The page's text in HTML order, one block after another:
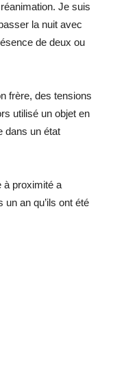
Je suis
la nuit avec
de deux ou
frère, des tensions
utilisé un objet en
dans un état
à proximité a
an qu’ils ont été